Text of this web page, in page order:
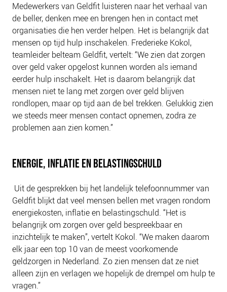
NIEUWS
BLOGS
Medewerkers van Geldfit luisteren naar het verhaal van
de beller, denken mee en brengen hen in contact met
organisaties die hen verder helpen. Het is belangrijk dat
mensen op tijd hulp inschakelen. Frederieke Kokol,
teamleider belteam Geldfit, vertelt: “We zien dat zorgen
over geld vaker opgelost kunnen worden als iemand
eerder hulp inschakelt. Het is daarom belangrijk dat
mensen niet te lang met zorgen over geld blijven
rondlopen, maar op tijd aan de bel trekken. Gelukkig zien
we steeds meer mensen contact opnemen, zodra ze
problemen aan zien komen.”
ENERGIE, INFLATIE EN BELASTINGSCHULD
Uit de gesprekken bij het landelijk telefoonnummer van
Geldfit blijkt dat veel mensen bellen met vragen rondom
energiekosten, inflatie en belastingschuld. “Het is
belangrijk om zorgen over geld bespreekbaar en
inzichtelijk te maken”, vertelt Kokol. “We maken daarom
elk jaar een top 10 van de meest voorkomende
geldzorgen in Nederland. Zo zien mensen dat ze niet
alleen zijn en verlagen we hopelijk de drempel om hulp te
vragen.”